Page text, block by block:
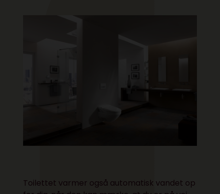
Toilettet varmer også automatisk vandet op